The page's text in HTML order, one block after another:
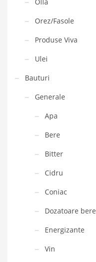
Orez/Fasole
Produse Viva
Ulei
Bauturi
Generale
Apa
Bere
Bitter
Cidru
Coniac
Dozatoare bere
Energizante
Vin